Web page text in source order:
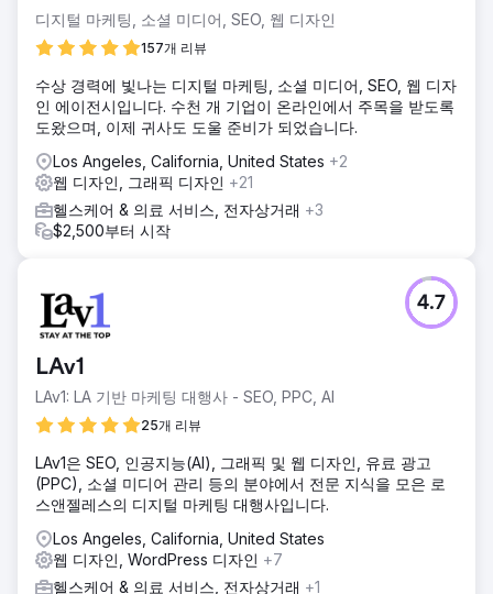
디지털 마케팅, 소셜 미디어, SEO, 웹 디자인
157개 리뷰
수상 경력에 빛나는 디지털 마케팅, 소셜 미디어, SEO, 웹 디자
인 에이전시입니다. 수천 개 기업이 온라인에서 주목을 받도록
도왔으며, 이제 귀사도 도울 준비가 되었습니다.
Los Angeles, California, United States +2
웹 디자인, 그래픽 디자인 +21
헬스케어 & 의료 서비스, 전자상거래 +3
$2,500부터 시작
LAv1
LAv1: LA 기반 마케팅 대행사 - SEO, PPC, AI
25개 리뷰
4.7
LAv1은 SEO, 인공지능(AI), 그래픽 및 웹 디자인, 유료 광고
(PPC), 소셜 미디어 관리 등의 분야에서 전문 지식을 모은 로
스앤젤레스의 디지털 마케팅 대행사입니다.
Los Angeles, California, United States
웹 디자인, WordPress 디자인 +7
헬스케어 & 의료 서비스, 전자상거래 +1